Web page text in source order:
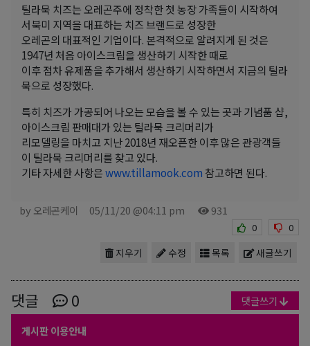
틸라묵 치즈는 오레곤주에 정착한 첫 농장 가족들이 시작하여
서북미 지역을 대표하는 치즈 브랜드로 성장한
오레곤의 대표적인 기업이다. 본격적으로 알려지게 된 것은
1947년 처음 아이스크림을 생산하기 시작한 때로
이후 점차 유제품을 추가해서 생산하기 시작하면서 지금의 틸라
묵으로 성장했다.
특히 치즈가 가공되어 나오는 모습을 볼 수 있는 곳과 기념품 샵,
아이스크림 판매대가 있는 틸라묵 크리머리가
리모델링을 마치고 지난 2018년 재오픈한 이후 많은 관광객들
이 틸라묵 크리머리를 찾고 있다.
기타 자세한 사항은www.tillamook.com 참고하면 된다.
by 오레곤케이 05/11/20 @04:11 pm 931
0 0
새글쓰기
목록
수정
지우기
댓글 0 댓글쓰기
게시판 이용안내